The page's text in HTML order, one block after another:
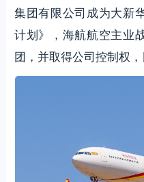
集团有限公司成为大新
计划》，海航航空主业
团，并取得公司控制权